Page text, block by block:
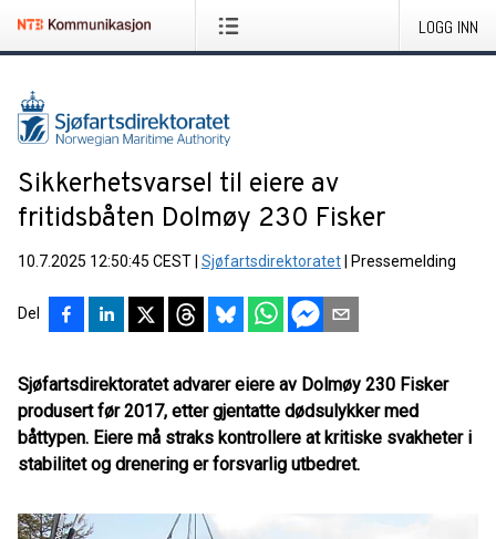
LOGG INN
Sikkerhetsvarsel til eiere av
fritidsbåten Dolmøy 230 Fisker
10.7.2025 12:50:45 CEST Sjøfartsdirektoratet Pressemelding
Del
Sjøfartsdirektoratet advarer eiere av Dolmøy 230 Fisker
produsert før 2017, etter gjentatte dødsulykker med
båttypen. Eiere må straks kontrollere at kritiske svakheter i
stabilitet og drenering er forsvarlig utbedret.